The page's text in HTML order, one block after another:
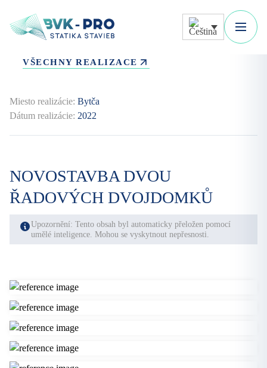
VŠECHNY REALIZACE
Dátum realizácie: 2022
Miesto realizácie: Bytča
NOVOSTAVBA DVOU
ŘADOVÝCH DVOJDOMKŮ
Upozornění: Tento obsah byl automaticky přeložen pomocí
umělé inteligence. Mohou se vyskytnout nepřesnosti.